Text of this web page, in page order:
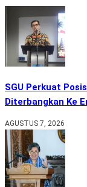
SGU Perkuat
Diterbangkan Ke
AGUSTUS 7, 2026